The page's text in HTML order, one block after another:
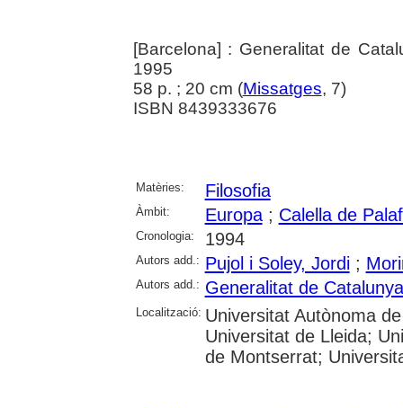
[Barcelona] : Generalitat de
1995
58 p. ; 20 cm (Missatges, 7)
ISBN 8439333676
Matèries: Filosofia
Àmbit: Europa; Calella de
Cronologia: 1994
Autors add.: Pujol i Soley, Jordi;
Autors add.: Generalitat de Catalunya
Localització: Universitat Autònoma
Universitat de Lleida;
de Montserrat;